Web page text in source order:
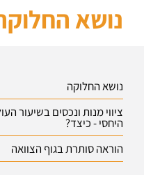
נושא
נושא החלוקה
ציווי מנות ונכסים בשיעור
היחסי - כיצד?
הוראה סותרת בגוף הצוואה